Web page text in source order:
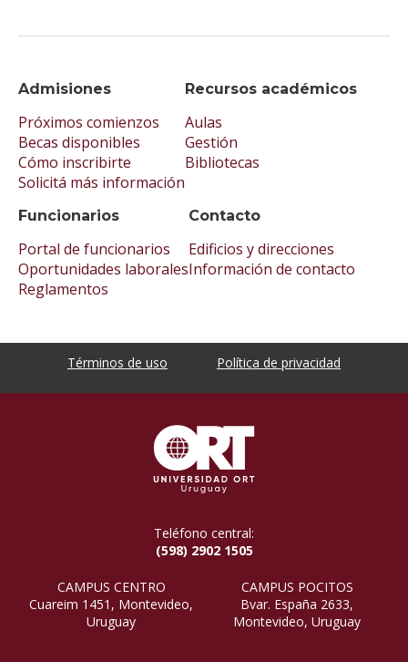
Admisiones
Próximos comienzos
Becas disponibles
Cómo inscribirte
Solicitá más información
Recursos académicos
Aulas
Gestión
Bibliotecas
Funcionarios
Portal de funcionarios
Oportunidades laborales
Reglamentos
Contacto
Edificios y direcciones
Información de contacto
Términos de uso Política de privacidad
Teléfono central:
(598) 2902 1505
CAMPUS CENTRO
Cuareim 1451, Montevideo,
Uruguay
CAMPUS POCITOS
Bvar. España 2633,
Montevideo, Uruguay